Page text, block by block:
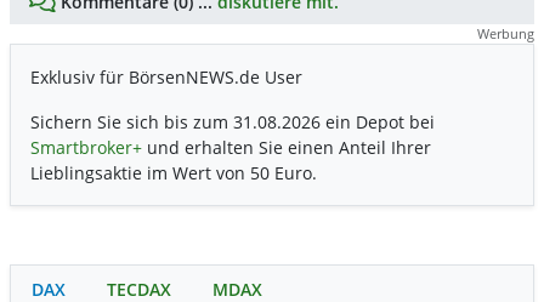
Werbung
Exklusiv für BörsenNEWS.de User
Sichern Sie sich bis zum 31.08.2026 ein Depot bei
Smartbroker+ und erhalten Sie einen Anteil Ihrer
Lieblingsaktie im Wert von 50 Euro.
DAX TECDAX MDAX